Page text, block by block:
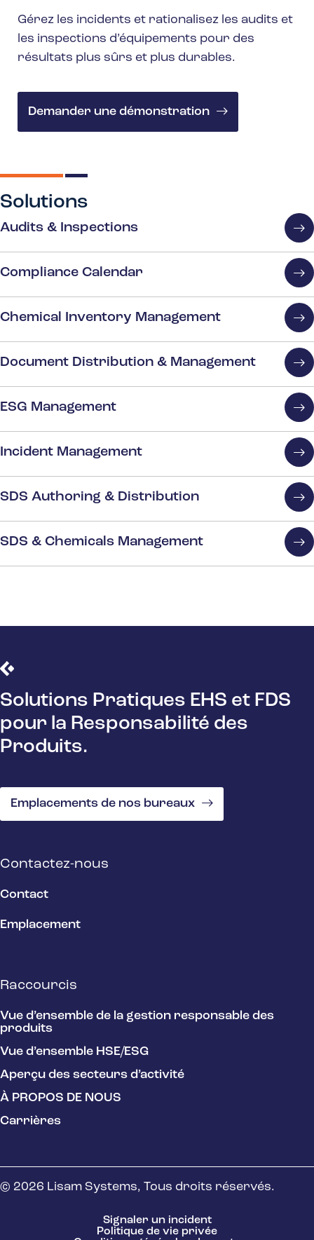
Gérez les incidents et rationalisez les audits et
les inspections d’équipements pour des
résultats plus sûrs et plus durables.
Demander une démonstration
Solutions
Audits & Inspections
Compliance Calendar
Chemical Inventory Management
Document Distribution & Management
ESG Management
Incident Management
SDS Authoring & Distribution
SDS & Chemicals Management
Solutions Pratiques EHS et FDS
pour la Responsabilité des
Produits.
Emplacements de nos bureaux
Contactez-nous
Contact
Emplacement
Raccourcis
Vue d’ensemble de la gestion responsable des
produits
Vue d’ensemble HSE/ESG
Aperçu des secteurs d’activité
À PROPOS DE NOUS
Carrières
© 2026 Lisam Systems, Tous droits réservés.
Signaler un incident
Politique de vie privée